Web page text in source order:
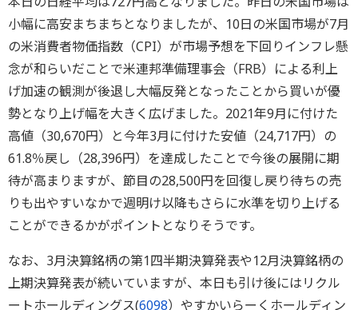
小幅に高安まちまちとなりましたが、10日の米国市場が7月
の米消費者物価指数（CPI）が市場予想を下回りインフレ懸
念が和らいだことで米連邦準備理事会（FRB）による利上
げ加速の観測が後退し大幅反発となったことから買いが優
勢となり上げ幅を大きく広げました。2021年9月に付けた
高値（30,670円）と今年3月に付けた安値（24,717円）の
61.8％戻し（28,396円）を達成したことで今後の展開に期
待が高まりますが、節目の28,500円を回復し戻り待ちの売
りも出やすいなかで週明け以降もさらに水準を切り上げる
ことができるかがポイントとなりそうです。
なお、3月決算銘柄の第1四半期決算発表や12月決算銘柄の
上期決算発表が続いていますが、本日も引け後にはリクル
ートホールディングス(6098）やすかいらーくホールディン